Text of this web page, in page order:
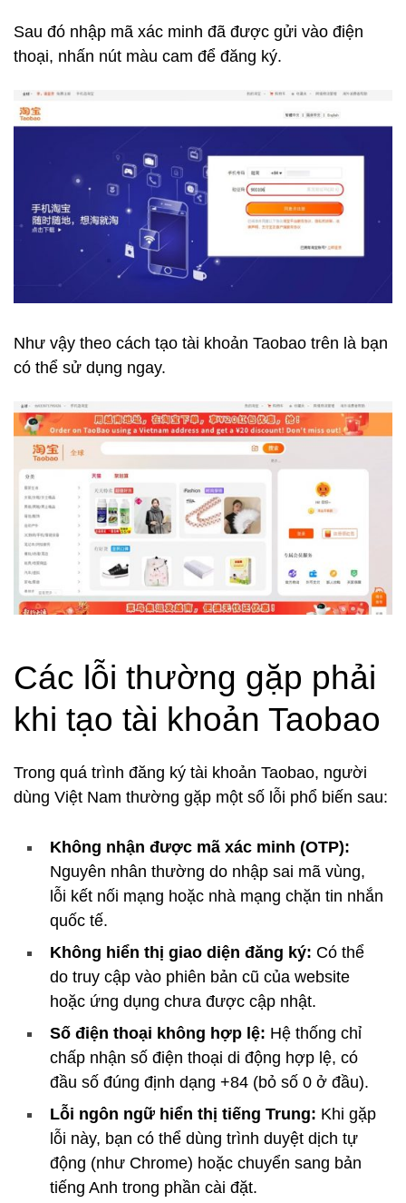
Sau đó nhập mã xác minh đã được gửi vào điện
thoại, nhấn nút màu cam để đăng ký.
Như vậy theo cách tạo tài khoản Taobao trên là bạn
có thể sử dụng ngay.
Các lỗi thường gặp phải
khi tạo tài khoản Taobao
Trong quá trình đăng ký tài khoản Taobao, người
dùng Việt Nam thường gặp một số lỗi phổ biến sau:
Không nhận được mã xác minh (OTP):
Nguyên nhân thường do nhập sai mã vùng,
lỗi kết nối mạng hoặc nhà mạng chặn tin nhắn
quốc tế.
Không hiển thị giao diện đăng ký: Có thể
do truy cập vào phiên bản cũ của website
hoặc ứng dụng chưa được cập nhật.
Số điện thoại không hợp lệ: Hệ thống chỉ
chấp nhận số điện thoại di động hợp lệ, có
đầu số đúng định dạng +84 (bỏ số 0 ở đầu).
Lỗi ngôn ngữ hiển thị tiếng Trung: Khi gặp
lỗi này, bạn có thể dùng trình duyệt dịch tự
động (như Chrome) hoặc chuyển sang bản
tiếng Anh trong phần cài đặt.